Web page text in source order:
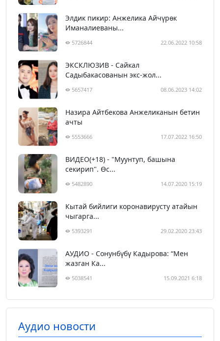
Элдик пикир: Анжелика Айчүрөк
Иманалиеваны...
5726844 22.06.2022 10:58
ЭКСКЛЮЗИВ - Сайкал
Садыбакасованын экс-жол...
5657417 08.06.2023 14:02
Назира Айтбекова Анжеликанын бетин
ачты
5553666 17.07.2022 16:50
ВИДЕО(+18) - "Муунтуп, башына
секирип". Өс...
5482890 14.07.2020 15:19
Кытай бийлиги коронавирусту атайын
чыгарга...
5393291 29.02.2020 23:43
АУДИО - Сонунбүбү Кадырова: “Мен
жазган Ка...
5038541 15.09.2021 6:18
Аудио новости